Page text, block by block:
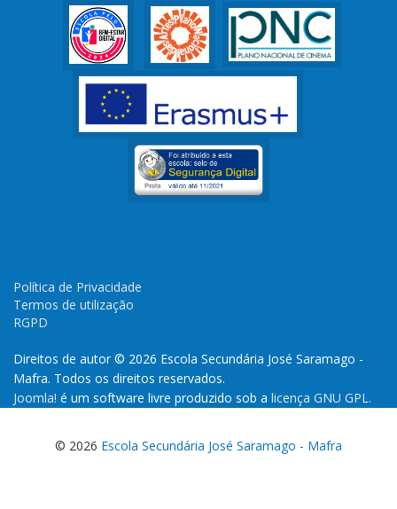
Política de Privacidade
Termos de utilização
RGPD
Direitos de autor © 2026 Escola Secundária José Saramago -
Mafra. Todos os direitos reservados.
Joomla! é um software livre produzido sob a licença GNU GPL.
© 2026 Escola Secundária José Saramago - Mafra